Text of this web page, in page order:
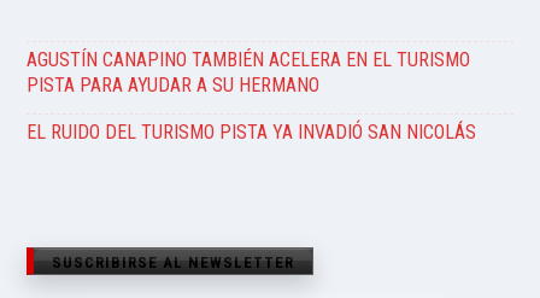
AGUSTÍN CANAPINO TAMBIÉN ACELERA EN EL TURISMO
PISTA PARA AYUDAR A SU HERMANO
EL RUIDO DEL TURISMO PISTA YA INVADIÓ SAN NICOLÁS
SUSCRIBIRSE AL NEWSLETTER